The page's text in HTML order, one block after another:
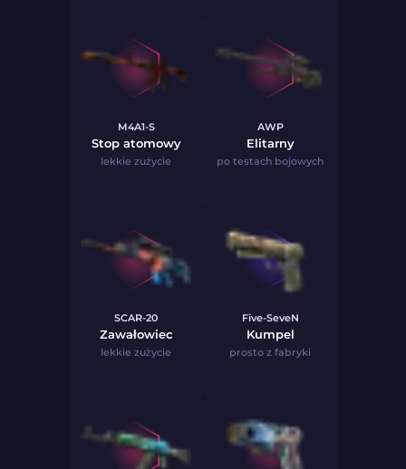
M4A1-S
Stop atomowy
lekkie zużycie
AWP
Elitarny
po testach bojowych
SCAR-20
Zawałowiec
lekkie zużycie
Five-SeveN
Kumpel
prosto z fabryki